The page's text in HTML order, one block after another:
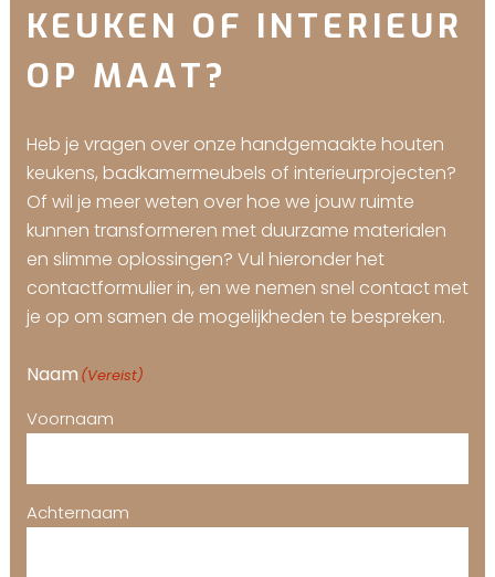
KEUKEN OF INTERIEUR
OP MAAT?
Heb je vragen over onze handgemaakte houten
keukens, badkamermeubels of interieurprojecten?
Of wil je meer weten over hoe we jouw ruimte
kunnen transformeren met duurzame materialen
en slimme oplossingen? Vul hieronder het
contactformulier in, en we nemen snel contact met
je op om samen de mogelijkheden te bespreken.
Naam (Vereist)
Voornaam
Achternaam